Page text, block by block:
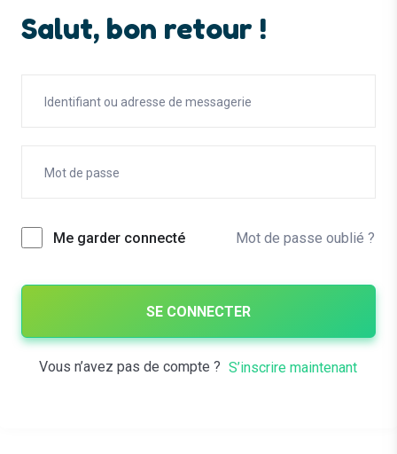
Salut, bon retour !
Me garder connecté Mot de passe oublié ?
SE CONNECTER
Vous n’avez pas de compte ? S’inscrire maintenant